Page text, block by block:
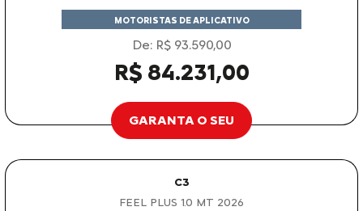
MOTORISTAS DE APLICATIVO
De: R$ 93.590,00
R$ 84.231,00
GARANTA O SEU
C3
FEEL PLUS 1.0 MT 2026